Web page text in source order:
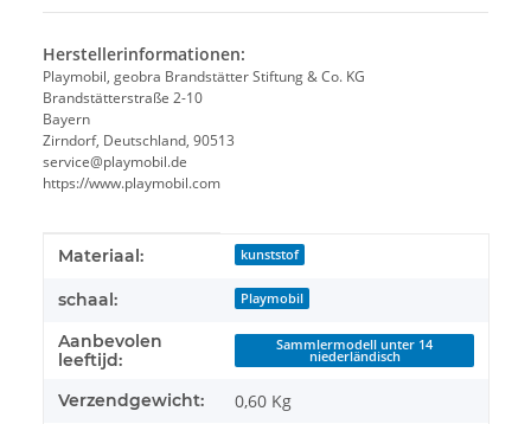
Herstellerinformationen:
Playmobil, geobra Brandstätter Stiftung & Co. KG
Brandstätterstraße 2-10
Bayern
Zirndorf, Deutschland, 90513
service@playmobil.de
https://www.playmobil.com
#productDetails.itemInformation#
#productDetails.itemValue#
Materiaal: kunststof
schaal: Playmobil
Aanbevolen
leeftijd:
Sammlermodell unter 14
niederländisch
Verzendgewicht: 0,60 Kg